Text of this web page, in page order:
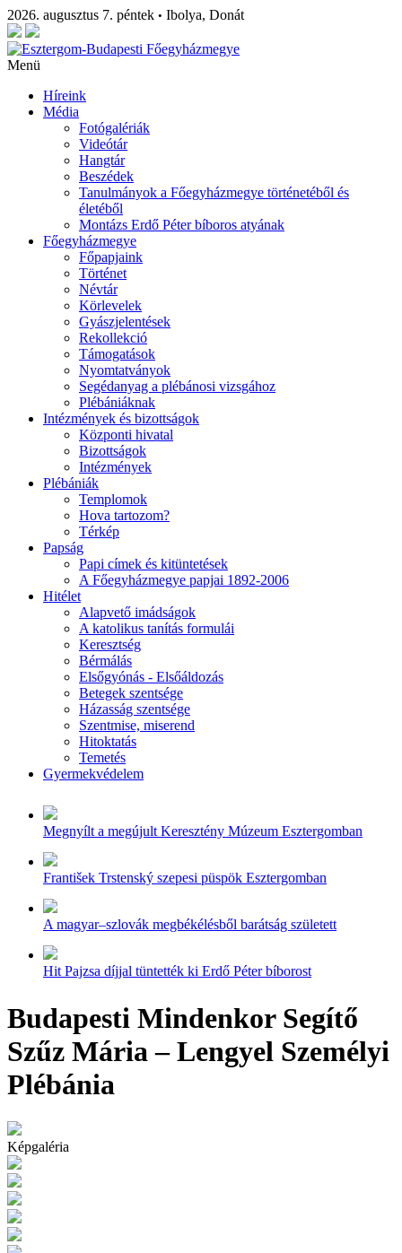
2026. augusztus 7. péntek • Ibolya, Donát
Menü
Híreink
Média
Fotógalériák
Videótár
Hangtár
Beszédek
Tanulmányok a Főegyházmegye történetéből és
életéből
Montázs Erdő Péter bíboros atyának
Főegyházmegye
Főpapjaink
Történet
Névtár
Körlevelek
Gyászjelentések
Rekollekció
Támogatások
Nyomtatványok
Segédanyag a plébánosi vizsgához
Plébániáknak
Intézmények és bizottságok
Központi hivatal
Bizottságok
Intézmények
Plébániák
Templomok
Hova tartozom?
Térkép
Papság
Papi címek és kitüntetések
A Főegyházmegye papjai 1892-2006
Hitélet
Alapvető imádságok
A katolikus tanítás formulái
Keresztség
Bérmálás
Elsőgyónás - Elsőáldozás
Betegek szentsége
Házasság szentsége
Szentmise, miserend
Hitoktatás
Temetés
Gyermekvédelem
Megnyílt a megújult Keresztény Múzeum Esztergomban
František Trstenský szepesi püspök Esztergomban
A magyar–szlovák megbékélésből barátság született
Hit Pajzsa díjjal tüntették ki Erdő Péter bíborost
Budapesti Mindenkor Segítő
Szűz Mária – Lengyel Személyi
Plébánia
Képgaléria